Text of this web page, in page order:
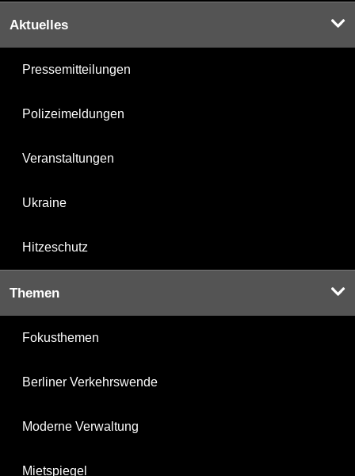
Aktuelles
Pressemitteilungen
Polizeimeldungen
Veranstaltungen
Ukraine
Hitzeschutz
Themen
Fokusthemen
Berliner Verkehrswende
Moderne Verwaltung
Mietspiegel